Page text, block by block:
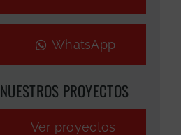
WhatsApp
NUESTROS PROYECTOS
Ver proyectos